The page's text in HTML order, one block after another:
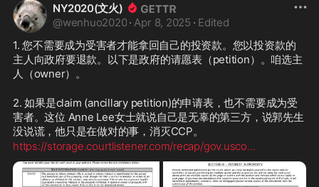
NY2020(文火)
@wenhuo2020 · Apr 8, 2025 · Edited
1. 您不需要成为受害者才能拿回自己的投资款。您以投资款的
主人向政府要退款。以下是政府的请愿表（petition）。咱选主
人（owner）。
2. 如果是claim (ancillary petition)的申请表，也不需要成为受
害者。这位 Anne Lee女士就说自己是无辜的第三方，说郭先生
没说谎，他只是在做对的事，消灭CCP。
https://storage.courtlistener.com/recap/gov.usco...